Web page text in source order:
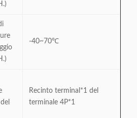
-40~70℃
Recinto terminal*1 del
terminale 4P*1